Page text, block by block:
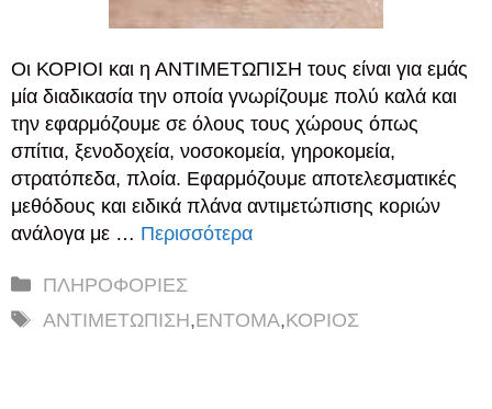
Οι ΚΟΡΙΟΙ και η ΑΝΤΙΜΕΤΩΠΙΣΗ τους είναι για εμάς
μία διαδικασία την οποία γνωρίζουμε πολύ καλά και
την εφαρμόζουμε σε όλους τους χώρους όπως
σπίτια, ξενοδοχεία, νοσοκομεία, γηροκομεία,
στρατόπεδα, πλοία. Εφαρμόζουμε αποτελεσματικές
μεθόδους και ειδικά πλάνα αντιμετώπισης κοριών
ανάλογα με … Περισσότερα
Κατηγορίες
ΠΛΗΡΟΦΟΡΙΕΣ
Ετικέτες
ΑΝΤΙΜΕΤΩΠΙΣΗ,ΕΝΤΟΜΑ,ΚΟΡΙΟΣ